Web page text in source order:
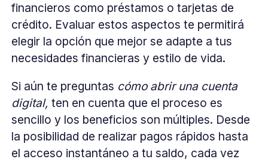
financieros como préstamos o tarjetas de
crédito. Evaluar estos aspectos te permitirá
elegir la opción que mejor se adapte a tus
necesidades financieras y estilo de vida.
Si aún te preguntas cómo abrir una cuenta
digital, ten en cuenta que el proceso es
sencillo y los beneficios son múltiples. Desde
la posibilidad de realizar pagos rápidos hasta
el acceso instantáneo a tu saldo, cada vez